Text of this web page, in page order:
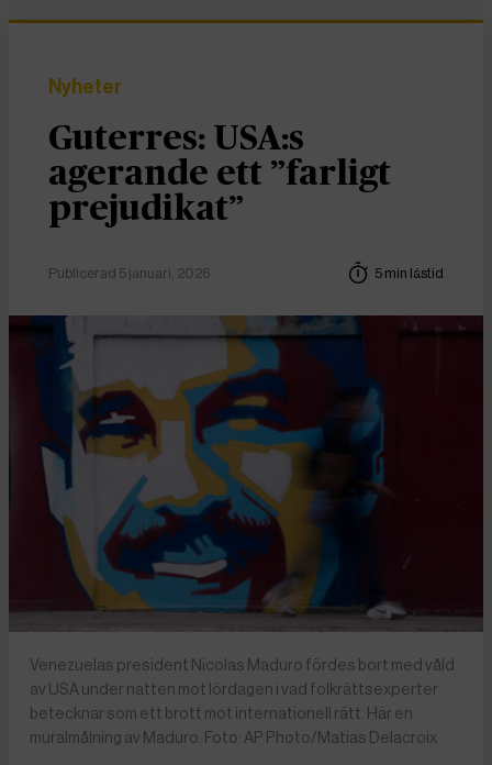
Nyheter
Guterres: USA:s
agerande ett ”farligt
prejudikat”
Publicerad 5 januari, 2026 5 min lästid
Venezuelas president Nicolas Maduro fördes bort med våld
av USA under natten mot lördagen i vad folkrättsexperter
betecknar som ett brott mot internationell rätt. Här en
muralmålning av Maduro. Foto: AP Photo/Matias Delacroix